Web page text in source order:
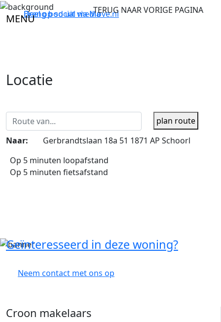
MENU
TERUG NAAR VORIGE PAGINA
Breng bod uit viaMove.nl
Deel op social media
Locatie
plan route
Naar:
Gerbrandtslaan 18a 51 1871 AP Schoorl
Op 5 minuten loopafstand
Op 5 minuten fietsafstand
Geïnteresseerd in deze woning?
Neem contact met ons op
Croon makelaars